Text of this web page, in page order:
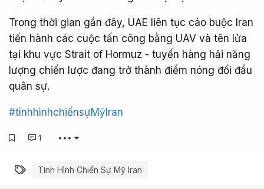
Trong thời gian gần đây, UAE liên tục cáo buộc Iran
tiến hành các cuộc tấn công bằng UAV và tên lửa
tại khu vực Strait of Hormuz - tuyến hàng hải năng
lượng chiến lược đang trở thành điểm nóng đối đầu
quân sự.
#tìnhhìnhchiếnsựMỹIran
1 •••
Từ khóa
Tình Hình Chiến Sự Mỹ Iran